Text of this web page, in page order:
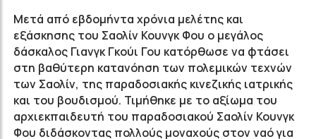
Μετά από εβδομήντα χρόνια μελέτης και
εξάσκησης του Σαολίν Κουνγκ Φου ο μεγάλος
δάσκαλος Γιανγκ Γκούι Γου κατόρθωσε να φτάσει
στη βαθύτερη κατανόηση των πολεμικών τεχνών
των Σαολίν, της παραδοσιακής κινεζικής ιατρικής
και του βουδισμού. Τιμήθηκε με το αξίωμα του
αρχιεκπαιδευτή του παραδοσιακού Σαολίν Κουνγκ
Φου διδάσκοντας πολλούς μοναχούς στον ναό για